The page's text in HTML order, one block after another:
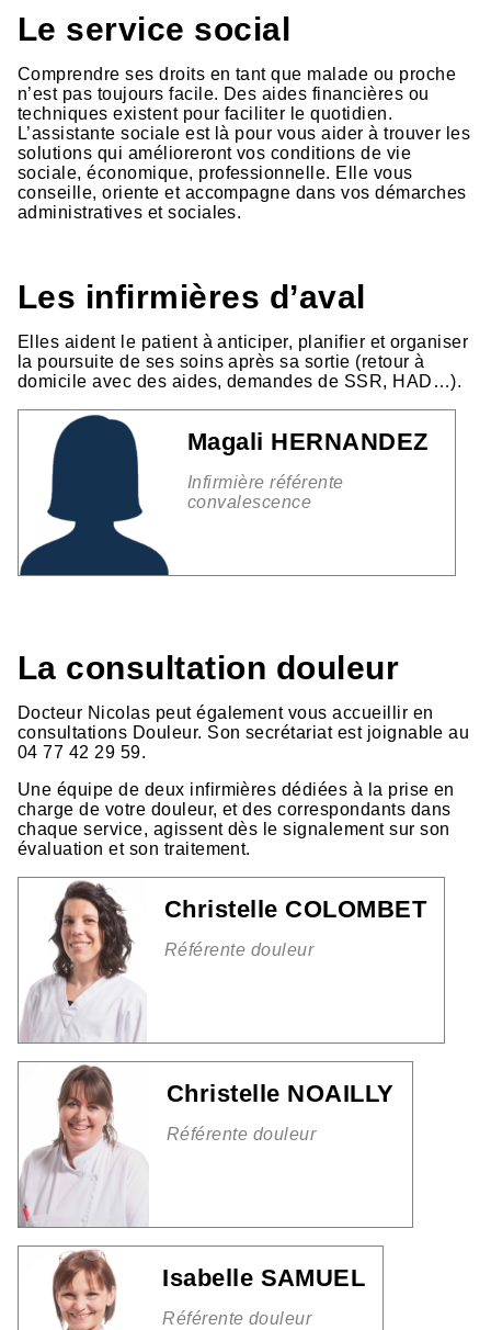
Le service social
Comprendre ses droits en tant que malade ou proche
n’est pas toujours facile. Des aides financières ou
techniques existent pour faciliter le quotidien.
L’assistante sociale est là pour vous aider à trouver les
solutions qui amélioreront vos conditions de vie
sociale, économique, professionnelle. Elle vous
conseille, oriente et accompagne dans vos démarches
administratives et sociales.
Les infirmières d’aval
Elles aident le patient à anticiper, planifier et organiser
la poursuite de ses soins après sa sortie (retour à
domicile avec des aides, demandes de SSR, HAD…).
Magali HERNANDEZ
Infirmière référente
convalescence
La consultation douleur
Docteur Nicolas peut également vous accueillir en
consultations Douleur. Son secrétariat est joignable au
04 77 42 29 59.
Une équipe de deux infirmières dédiées à la prise en
charge de votre douleur, et des correspondants dans
chaque service, agissent dès le signalement sur son
évaluation et son traitement.
Christelle COLOMBET
Référente douleur
Christelle NOAILLY
Référente douleur
Isabelle SAMUEL
Référente douleur